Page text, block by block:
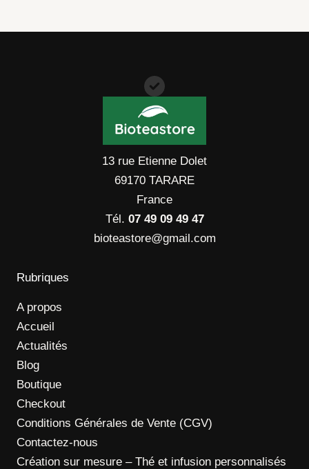
13 rue Etienne Dolet
69170 TARARE
France
Tél. 07 49 09 49 47
bioteastore@gmail.com
Rubriques
A propos
Accueil
Actualités
Blog
Boutique
Checkout
Conditions Générales de Vente (CGV)
Contactez-nous
Création sur mesure – Thé et infusion personnalisés